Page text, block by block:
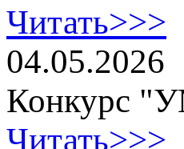
Читать>>>
04.05.2026
Конкурс
Читать>>>